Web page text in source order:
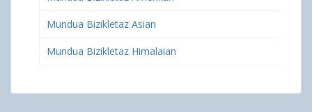
Mundua Bizikletaz Asian
Mundua Bizikletaz Himalaian